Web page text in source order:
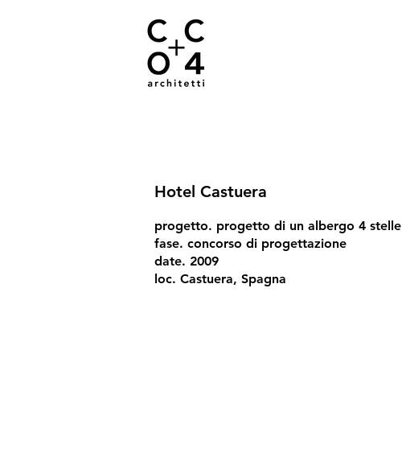
Hotel Castuera
progetto. progetto di un albergo 4 stelle
fase. concorso di progettazione
date. 2009
loc. Castuera, Spagna